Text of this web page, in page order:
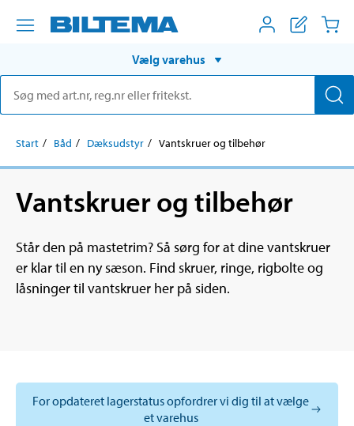
Vælg varehus
Start Båd Dæksudstyr Vantskruer og tilbehør
Vantskruer og tilbehør
Står den på mastetrim? Så sørg for at dine vantskruer
er klar til en ny sæson. Find skruer, ringe, rigbolte og
låsninger til vantskruer her på siden.
For opdateret lagerstatus opfordrer vi dig til at vælge
et varehus